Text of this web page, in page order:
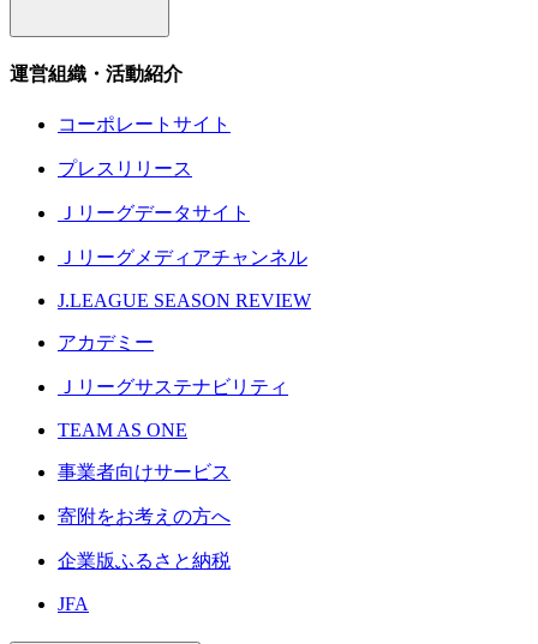
運営組織・活動紹介
コーポレートサイト
プレスリリース
Ｊリーグデータサイト
Ｊリーグメディアチャンネル
J.LEAGUE SEASON REVIEW
アカデミー
Ｊリーグサステナビリティ
TEAM AS ONE
事業者向けサービス
寄附をお考えの方へ
企業版ふるさと納税
JFA